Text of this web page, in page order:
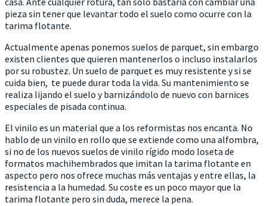
pieza sin tener que levantar todo el suelo como ocurre con la
tarima flotante.
Actualmente apenas ponemos suelos de parquet, sin embargo
existen clientes que quieren mantenerlos o incluso instalarlos
por su robustez. Un suelo de parquet es muy resistente y si se
cuida bien, te puede durar toda la vida. Su mantenimiento se
realiza lijando el suelo y barnizándolo de nuevo con barnices
especiales de pisada continua.
El vinilo es un material que a los reformistas nos encanta. No
hablo de un vinilo en rollo que se extiende como una alfombra,
si no de los nuevos suelos de vinilo rígido modo loseta de
formatos machihembrados que imitan la tarima flotante en
aspecto pero nos ofrece muchas más ventajas y entre ellas, la
resistencia a la humedad. Su coste es un poco mayor que la
tarima flotante pero sin duda, merece la pena.